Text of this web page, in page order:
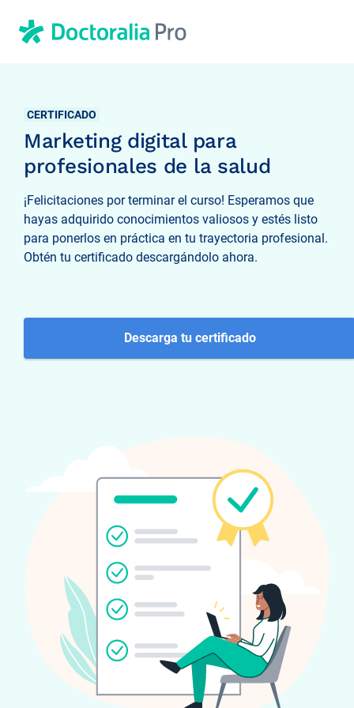
CERTIFICADO
Marketing digital para
profesionales de la salud
¡Felicitaciones por terminar el curso! Esperamos que
hayas adquirido conocimientos valiosos y estés listo
para ponerlos en práctica en tu trayectoria profesional.
Obtén tu certificado descargándolo ahora.
Descarga tu certificado